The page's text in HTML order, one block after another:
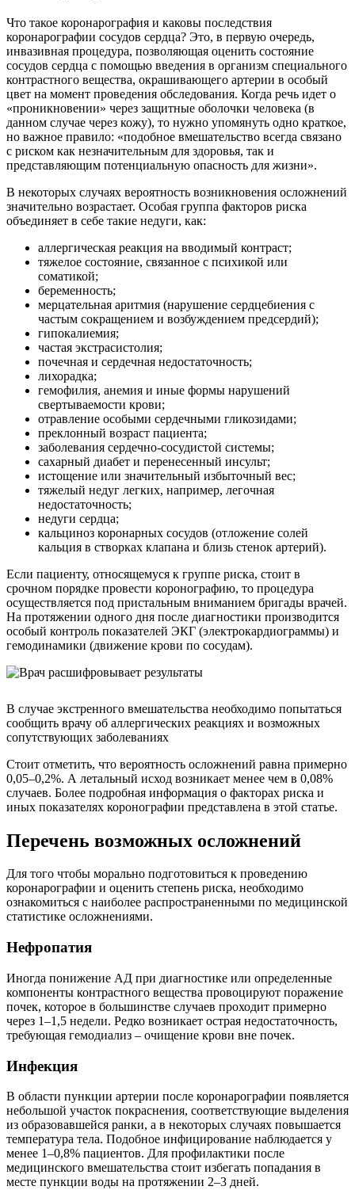
Что такое коронарография и каковы последствия
коронарографии сосудов сердца? Это, в первую очередь,
инвазивная процедура, позволяющая оценить состояние
сосудов сердца с помощью введения в организм специального
контрастного вещества, окрашивающего артерии в особый
цвет на момент проведения обследования. Когда речь идет о
«проникновении» через защитные оболочки человека (в
данном случае через кожу), то нужно упомянуть одно краткое,
но важное правило: «подобное вмешательство всегда связано
с риском как незначительным для здоровья, так и
представляющим потенциальную опасность для жизни».
В некоторых случаях вероятность возникновения осложнений
значительно возрастает. Особая группа факторов риска
объединяет в себе такие недуги, как:
аллергическая реакция на вводимый контраст;
тяжелое состояние, связанное с психикой или
соматикой;
беременность;
мерцательная аритмия (нарушение сердцебиения с
частым сокращением и возбуждением предсердий);
гипокалиемия;
частая экстрасистолия;
почечная и сердечная недостаточность;
лихорадка;
гемофилия, анемия и иные формы нарушений
свертываемости крови;
отравление особыми сердечными гликозидами;
преклонный возраст пациента;
заболевания сердечно-сосудистой системы;
сахарный диабет и перенесенный инсульт;
истощение или значительный избыточный вес;
тяжелый недуг легких, например, легочная
недостаточность;
недуги сердца;
кальциноз коронарных сосудов (отложение солей
кальция в створках клапана и близь стенок артерий).
Если пациенту, относящемуся к группе риска, стоит в
срочном порядке провести коронографию, то процедура
осуществляется под пристальным вниманием бригады врачей.
На протяжении одного дня после диагностики производится
особый контроль показателей ЭКГ (электрокардиограммы) и
гемодинамики (движение крови по сосудам).
В случае экстренного вмешательства необходимо попытаться
сообщить врачу об аллергических реакциях и возможных
сопутствующих заболеваниях
Стоит отметить, что вероятность осложнений равна примерно
0,05–0,2%. А летальный исход возникает менее чем в 0,08%
случаев. Более подробная информация о факторах риска и
иных показателях коронографии представлена в этой статье.
Перечень возможных осложнений
Для того чтобы морально подготовиться к проведению
коронарографии и оценить степень риска, необходимо
ознакомиться с наиболее распространенными по медицинской
статистике осложнениями.
Нефропатия
Иногда понижение АД при диагностике или определенные
компоненты контрастного вещества провоцируют поражение
почек, которое в большинстве случаев проходит примерно
через 1–1,5 недели. Редко возникает острая недостаточность,
требующая гемодиализ – очищение крови вне почек.
Инфекция
В области пункции артерии после коронарографии появляется
небольшой участок покраснения, соответствующие выделения
из образовавшейся ранки, а в некоторых случаях повышается
температура тела. Подобное инфицирование наблюдается у
менее 1–0,8% пациентов. Для профилактики после
медицинского вмешательства стоит избегать попадания в
месте пункции воды на протяжении 2–3 дней.